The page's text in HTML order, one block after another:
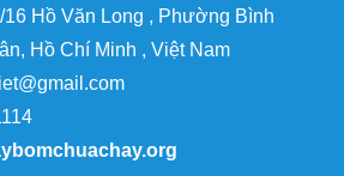
16 Hồ Văn Long , Phường Bình
Hồ Chí Minh , Việt Nam